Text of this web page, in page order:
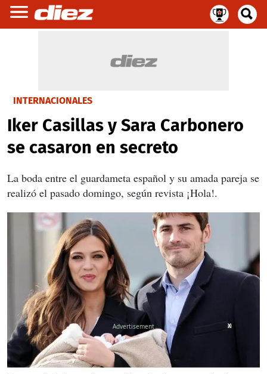
INTERNACIONALES
Iker Casillas y Sara Carbonero
se casaron en secreto
La boda entre el guardameta español y su amada pareja se
realizó el pasado domingo, según revista ¡Hola!.
X